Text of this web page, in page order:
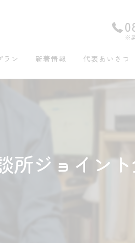
※
ラン 新着情報 代表あいさつ
所ジョイン